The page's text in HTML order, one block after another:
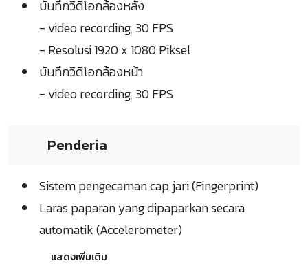
บันทึกวิดีโอกล้องหลัง
- video recording, 30 FPS
- Resolusi 1920 x 1080 Piksel
บันทึกวิดีโอกล้องหน้า
- video recording, 30 FPS
Penderia
Sistem pengecaman cap jari (Fingerprint)
Laras paparan yang dipaparkan secara
automatik (Accelerometer)
แสดงเพิ่มเติม